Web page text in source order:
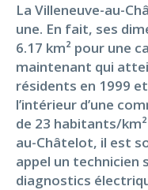
La Villeneuve-au-
une. En fait, ses
6.17 km² pour une
maintenant qui
résidents en 1999
l’intérieur d’une
de 23 habitants/
au-Châtelot, il est
appel un technicien
diagnostics